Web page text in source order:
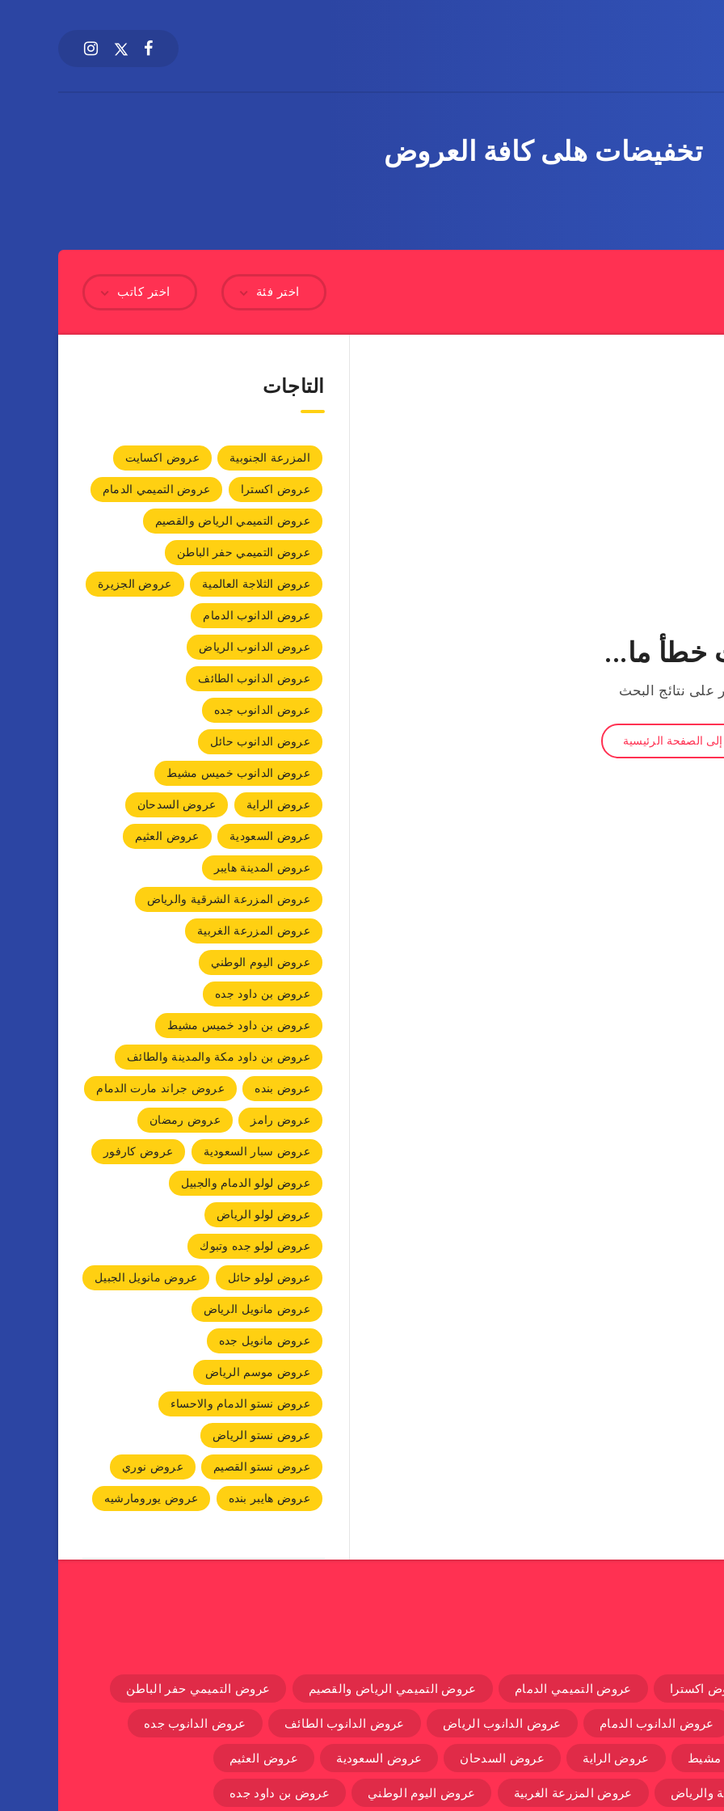
تخفيضات هلى كافة العروض
اختر كاتب اختر فئة
ما...
على نتائج البحث
الصفحة الرئيسية
التاجات
المزرعة الجنوبية
عروض اكسايت
عروض اكسترا
عروض التميمي الدمام
عروض التميمي الرياض والقصيم
عروض التميمي حفر الباطن
عروض الثلاجة العالمية
عروض الجزيرة
عروض الدانوب الدمام
عروض الدانوب الرياض
عروض الدانوب الطائف
عروض الدانوب جده
عروض الدانوب حائل
عروض الدانوب خميس مشيط
عروض الراية
عروض السدحان
عروض السعودية
عروض العثيم
عروض المدينة هايبر
عروض المزرعة الشرقية والرياض
عروض المزرعة الغربية
عروض اليوم الوطني
عروض بن داود جده
عروض بن داود خميس مشيط
عروض بن داود مكة والمدينة والطائف
عروض بنده
عروض جراند مارت الدمام
عروض رامز
عروض رمضان
عروض سبار السعودية
عروض كارفور
عروض لولو الدمام والجبيل
عروض لولو الرياض
عروض لولو جده وتبوك
عروض لولو حائل
عروض مانويل الجبيل
عروض مانويل الرياض
عروض مانويل جده
عروض موسم الرياض
عروض نستو الدمام والاحساء
عروض نستو الرياض
عروض نستو القصيم
عروض نوري
عروض هايبر بنده
عروض يورومارشيه
اكسترا عروض التميمي الدمام عروض التميمي الرياض والقصيم عروض التميمي حفر الباطن
عروض الدانوب الدمام عروض الدانوب الرياض عروض الدانوب الطائف عروض الدانوب جده
مشيط عروض الراية عروض السدحان عروض السعودية عروض العثيم
والرياض عروض المزرعة الغربية عروض اليوم الوطني عروض بن داود جده